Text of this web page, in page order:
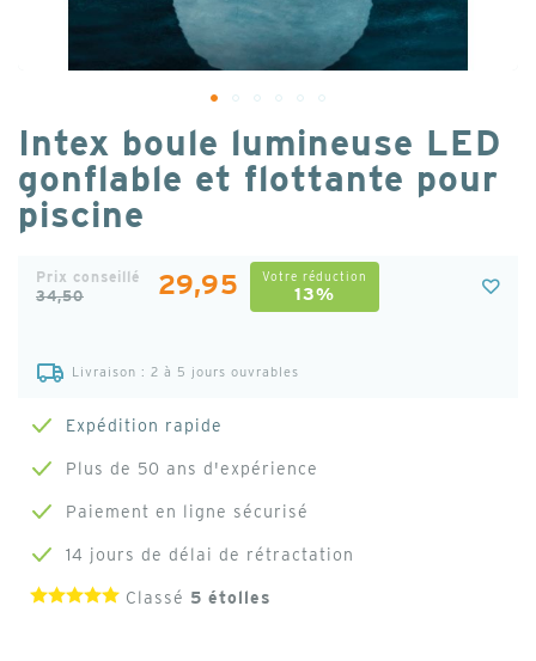
au
début
de
Galerie
d’images
Intex boule lumineuse LED
gonflable et flottante pour
piscine
Prix conseillé
34,50
29,95 Votre réduction
13%
Livraison : 2 à 5 jours ouvrables
Expédition rapide
Plus de 50 ans d'expérience
Paiement en ligne sécurisé
14 jours de délai de rétractation
Classé 5 étolles